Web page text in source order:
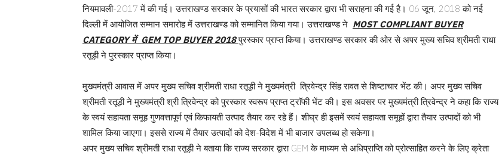
नियमावली-2017 में की गई। उत्तराखण्ड सरकार के प्रयासों की भारत सरकार द्वारा भी सराहना की गई है। 06 जून, 2018 को नई
दिल्ली में आयोजित सम्मान समारोह में उत्तराखण्ड को सम्मानित किया गया। उत्तराखण्ड ने MOST COMPLIANT BUYER
CATEGORY में GEM TOP BUYER 2018पुरस्कार प्राप्त किया। उत्तराखण्ड सरकार की ओर से अपर मुख्य सचिव श्रीमती राधा
रतूड़ी ने पुरस्कार प्राप्त किया।
मुख्यमंत्री आवास में अपर मुख्य सचिव श्रीमती राधा रतूड़ी ने मुख्यमंत्री त्रिवेन्द्र सिंह रावत से शिष्टाचार भेंट की। अपर मुख्य सचिव
श्रीमती रतूड़ी ने मुख्यमंत्री श्री त्रिवेन्द्र को पुरस्कार स्वरूप प्राप्त ट्राॅफी भेंट की। इस अवसर पर मुख्यमंत्री त्रिवेन्द्र ने कहा कि राज्य
के स्वयं सहायता समूह गुणवत्तापूर्ण एवं किफायती उत्पाद तैयार कर रहे हैं। शीघ्र ही इसमें स्वयं सहायता समूहों द्वारा तैयार उत्पादों को भी
शामिल किया जाएगा। इससे राज्य में तैयार उत्पादों को देश-विदेश में भी बाजार उपलब्ध हो सकेगा।
अपर मुख्य सचिव श्रीमती राधा रतूड़ी ने बताया कि राज्य सरकार द्वारा GEM के माध्यम से अधिप्राप्ति को प्रोत्साहित करने के लिए क्रेता